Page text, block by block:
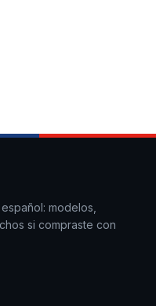
modelos,
si compraste con